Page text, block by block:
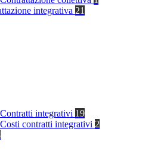
integrativa 21
Contratti integrativi 19
Costi contratti integrativi 2